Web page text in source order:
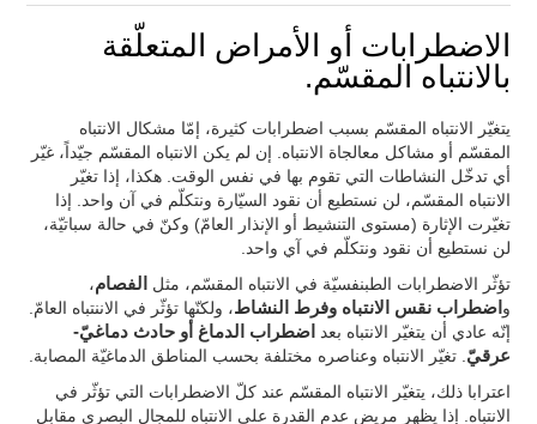
الاضطرابات أو الأمراض المتعلّقة
بالانتباه المقسّم.
يتغيّر الانتباه المقسّم بسبب اضطرابات كثيرة، إمّا مشكال الانتباه
المقسّم أو مشاكل معالجاة الانتباه. إن لم يكن الانتباه المقسّم جيّداً، غيّر
أي تدخّل النشاطات التي تقوم بها في نفس الوقت. هكذا، إذا تغيّر
الانتباه المقسّم، لن نستطيع أن نقود السيّارة ونتكلّم في آن واحد. إذا
تغيّرت الإثارة (مستوى التنشيط أو الإنذار العامّ) وكنّ في حالة سباتيّة،
لن نستطيع أن نقود ونتكلّم في آي واحد.
تؤثّر الاضطرابات الطبنفسيّة في الانتباه المقسّم، مثل
الفصام،
و اضطراب نقس الانتباه وفرط النشاط، ولكنّها تؤثّر في الاننتباه العامّ.
إنّه عادي أن يتغيّر الانتباه بعد
اضطراب الدماغ أو حادث دماغيّ-
عرقيّ . تغيّر الانتباه وعناصره مختلفة بحسب المناطق الدماغيّة المصابة.
اعترابا ذلك، يتغيّر الانتباه المقسّم عند كلّ الاضطرابات التي تؤثّر في
الانتباه. إذا يظهر مريض عدم القدرة على الانتباه للمجال البصري مقابل